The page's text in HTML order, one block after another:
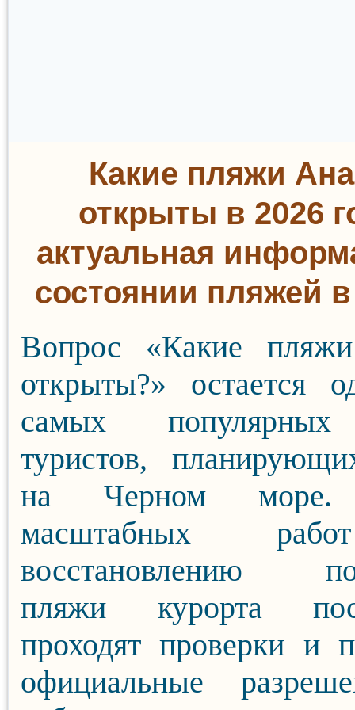
Какие пляжи
открыты в 2026
актуальная
состоянии пляжей
Вопрос «Какие
открыты?» остается
самых
туристов,
на Черном море.
масштабных
восстановлению
пляжи курорта
проходят проверки и
официальные